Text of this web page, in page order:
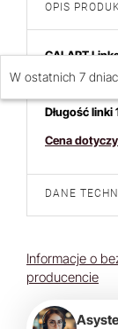
OPIS
GALART
Średnica linki
Długość linki
Cena
DANE
Informacje o
producencie
W ostatnich 7